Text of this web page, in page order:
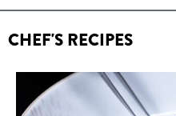
CHEF'S RECIPES